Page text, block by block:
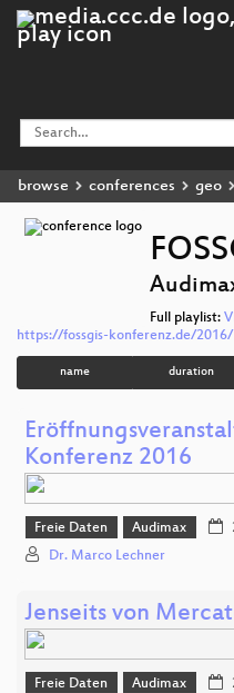
browse conferences geo
Full playlist:
https://fossgis-konferenz.de/2016/
name duration
Konferenz 2016
Freie Daten Audimax
Dr. Marco Lechner
Jenseits von
Freie Daten Audimax